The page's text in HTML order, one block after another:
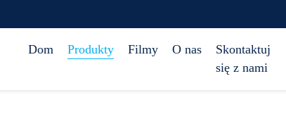
Dom Produkty Filmy O nas
Skontaktuj
się z nami